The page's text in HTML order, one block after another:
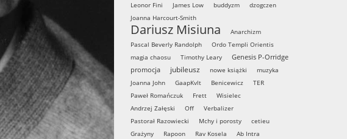
Leonor Fini
James Low buddyzm
dzogczen
Joanna Harcourt-Smith
Dariusz Misiuna
Anarchizm
Pascal Beverly Randolph
Ordo Templi Orientis
magia chaosu
Timothy Leary
Genesis P-Orridge
promocja
jubileusz nowe książki
muzyka
Joanna John
GaapKvlt Benicewicz
TER
Paweł Romańczuk
Frett
Wisielec
Andrzej Załęski
Off
Verbalizer
Pastorał Razowiecki
Mchy i porosty
cetieu
Grażyny
Rapoon Rav Kosela
Ab Intra